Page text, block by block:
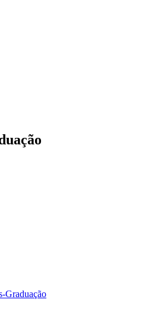
Graduação